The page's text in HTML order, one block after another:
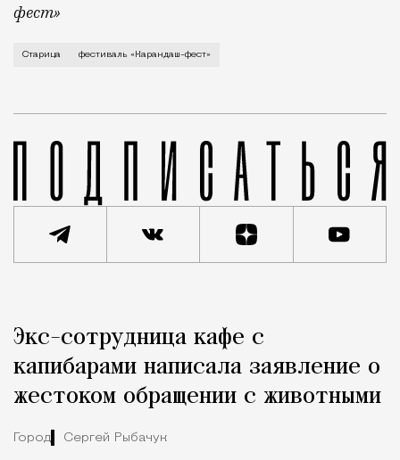
фест»
В минувший уикенд маленькая Старица в
Старица фестиваль «Карандаш-фест»
Город
Экс-сотрудница кафе с
капибарами написала заявление о
жестоком обращении с животными
Город Сергей Рыбачук